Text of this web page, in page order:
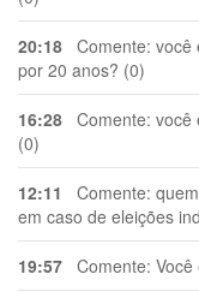
20:18 Comente: você
por 20 anos? (0)
16:28 Comente: você
(0)
12:11 Comente:
em caso de eleições
19:57 Comente: